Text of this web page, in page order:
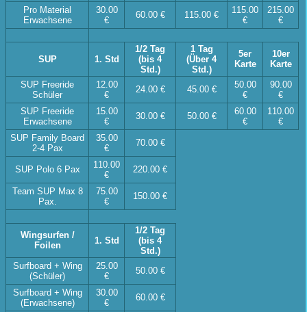
Pro Material
Erwachsene
30.00
€
60.00 € 115.00 €
115.00
€
215.00
€
SUP 1. Std
1/2 Tag
(bis 4
Std.)
1 Tag
(Über 4
Std.)
5er
Karte
10er
Karte
SUP Freeride
Schüler
12.00
€
24.00 € 45.00 €
50.00
€
90.00
€
SUP Freeride
Erwachsene
15.00
€
30.00 € 50.00 €
60.00
€
110.00
€
SUP Family Board
2-4 Pax
35.00
€
70.00 €
SUP Polo 6 Pax
110.00
€
220.00 €
Team SUP Max 8
Pax.
75.00
€
150.00 €
Wingsurfen /
Foilen
1. Std
1/2 Tag
(bis 4
Std.)
Surfboard + Wing
(Schüler)
25.00
€
50.00 €
Surfboard + Wing
(Erwachsene)
30.00
€
60.00 €